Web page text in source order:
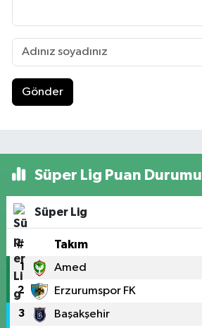
Gönder
Süper Lig Puan Durumu
Süper Lig
# Takım
1 Amed
2 Erzurumspor FK
3 Başakşehir